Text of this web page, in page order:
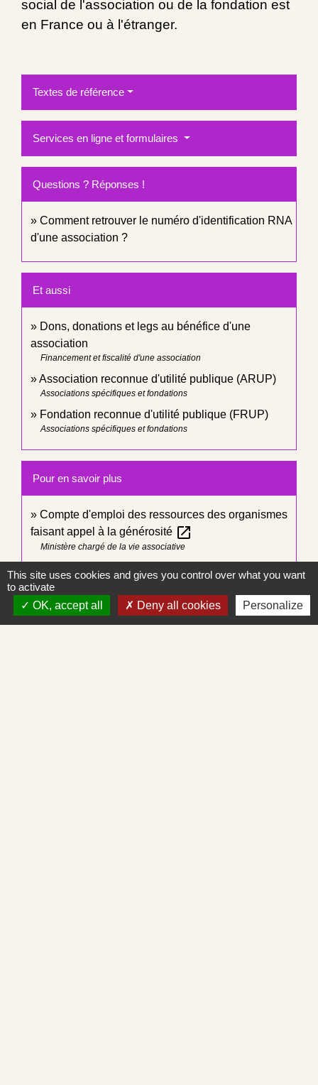
social de l'association ou de la fondation est
en France ou à l'étranger.
Textes de référence
Services en ligne et formulaires
Questions ? Réponses !
Comment retrouver le numéro d'identification RNA
d'une association ?
Et aussi
Dons, donations et legs au bénéfice d'une
association
Financement et fiscalité d'une association
Association reconnue d'utilité publique (ARUP)
Associations spécifiques et fondations
Fondation reconnue d'utilité publique (FRUP)
Associations spécifiques et fondations
Pour en savoir plus
Compte d'emploi des ressources des organismes
faisant appel à la générosité open_in_new
Ministère chargé de la vie associative
This site uses cookies and gives you control over what you want
to activate
OK, accept all
Deny all cookies Personalize